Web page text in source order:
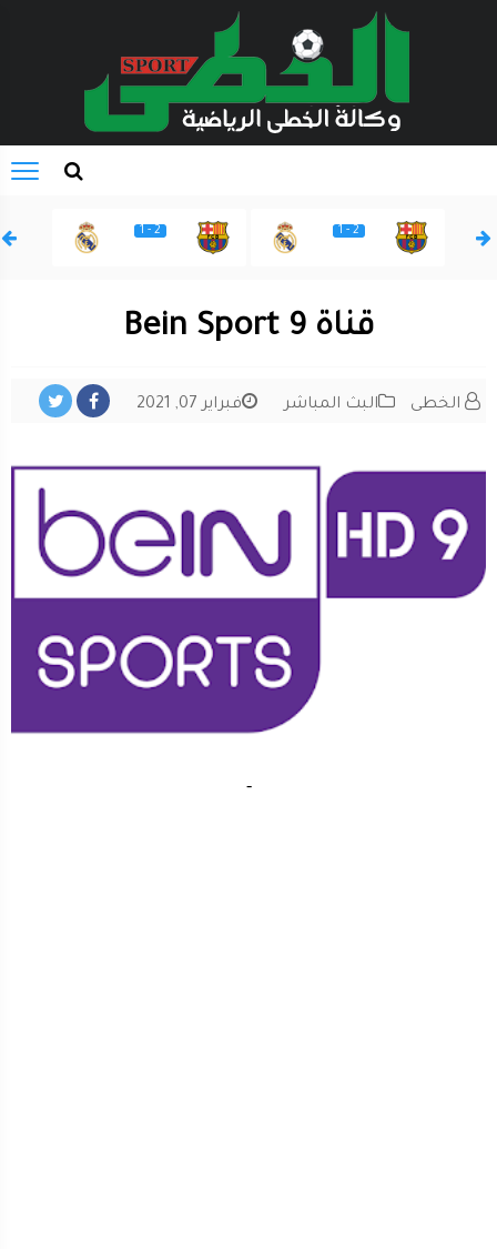
2 - 1
2 - 1
قناة Bein Sport 9
الخطى البث المباشر فبراير 07, 2021